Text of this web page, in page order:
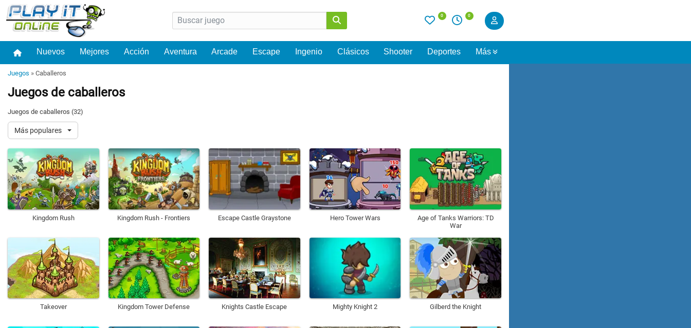
0 0
Nuevos Mejores Acción Aventura Arcade Escape Ingenio Clásicos Shooter Deportes Más
Juegos » Caballeros
Juegos de caballeros
Juegos de caballeros (32)
Más populares
Kingdom Rush Kingdom Rush - Frontiers Escape Castle Graystone Hero Tower Wars
Age of Tanks Warriors: TD
War
Takeover Kingdom Tower Defense Knights Castle Escape Mighty Knight 2 Gilberd the Knight